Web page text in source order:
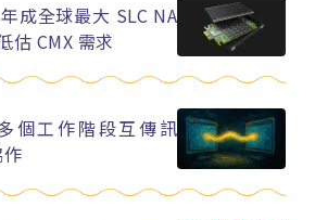
成全球最大 SLC NA
估 CMX 需求
個工作階段互傳訊